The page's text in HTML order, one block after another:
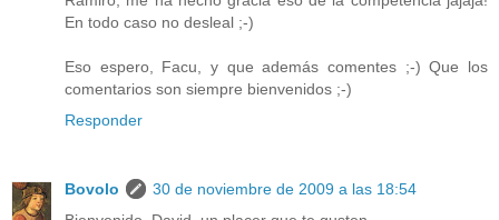
En todo caso no desleal ;-)
Eso espero, Facu, y que además comentes ;-) Que los
comentarios son siempre bienvenidos ;-)
Responder
Bovolo
30 de noviembre de 2009 a las 18:54